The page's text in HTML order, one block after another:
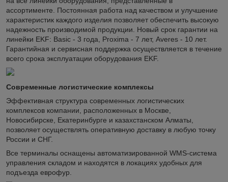
ассортименте. Постоянная работа над качеством и улучшение
характеристик каждого изделия позволяет обеспечить высокую
надежность производимой продукции. Новый срок гарантии на
линейки EKF: Basic - 3 года, Proxima - 7 лет, Averes - 10 лет.
Гарантийная и сервисная поддержка осуществляется в течение
всего срока эксплуатации оборудования EKF.
Современные логистические комплексы
Эффективная структура современных логистических
комплексов компании, расположенных в Москве,
Новосибирске, Екатеринбурге и казахстанском Алматы,
позволяет осуществлять оперативную доставку в любую точку
России и СНГ.
Все терминалы оснащены автоматизированной WMS-система
управления складом и находятся в локациях удобных для
подъезда еврофур.